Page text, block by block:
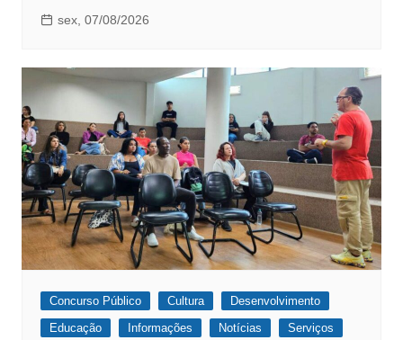
sex, 07/08/2026
Concurso Público Cultura
Desenvolvimento
Educação
Informações Notícias Serviços